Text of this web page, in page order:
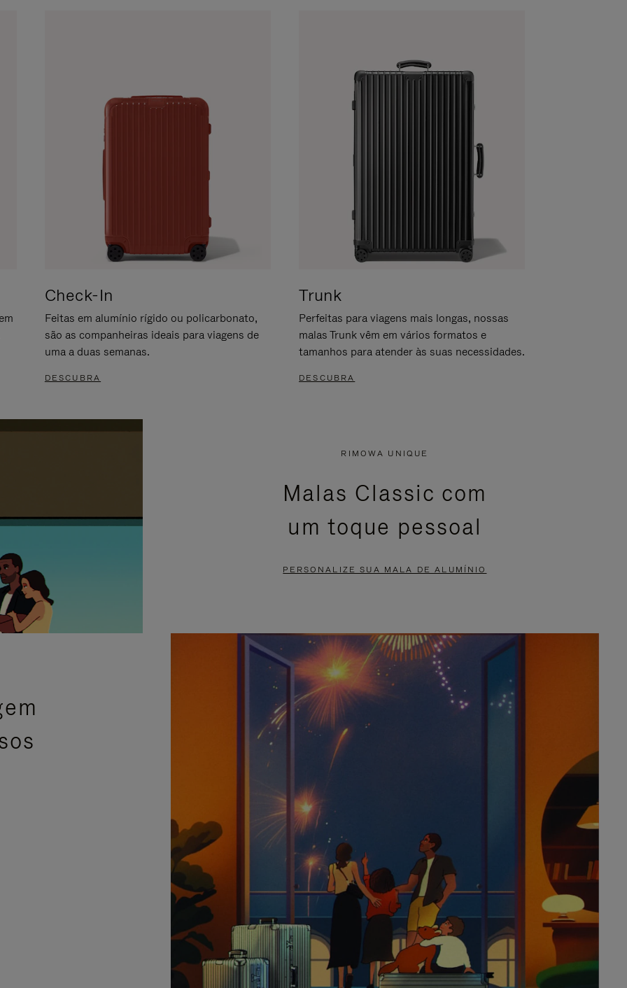
Check-In
Feitas em alumínio rígido ou policarbonato,
são as companheiras ideais para viagens de
uma a duas semanas.
DESCUBRA
Trunk
Perfeitas para viagens mais longas, nossas
malas Trunk vêm em vários formatos e
tamanhos para atender às suas necessidades.
DESCUBRA
RIMOWA UNIQUE
Malas Classic com
um toque pessoal
PERSONALIZE SUA MALA DE ALUMÍNIO